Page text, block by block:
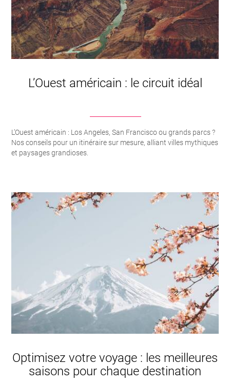
L’Ouest américain : le circuit idéal
L’Ouest américain : Los Angeles, San Francisco ou grands parcs ?
Nos conseils pour un itinéraire sur mesure, alliant villes mythiques
et paysages grandioses.
Optimisez votre voyage : les meilleures
saisons pour chaque destination